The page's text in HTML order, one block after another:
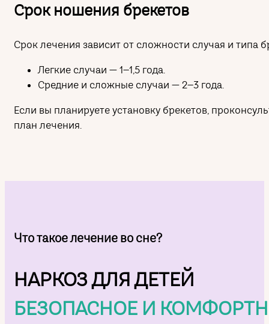
Срок ношения брекетов
Срок лечения зависит от сложности случая и типа
Легкие случаи — 1–1,5 года.
Средние и сложные случаи — 2–3 года.
Если вы планируете установку брекетов,
план лечения.
Что такое лечение во сне?
НАРКОЗ ДЛЯ ДЕТЕЙ
БЕЗОПАСНОЕ И